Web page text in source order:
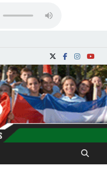
Florida de
de Florida, Camagüey,